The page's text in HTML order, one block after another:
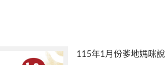
115年1月份爹地媽咪說